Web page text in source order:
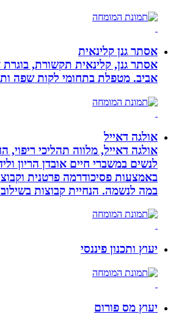
אסתר גנן קלינאית
אסתר גנן, קלינאית תקשורת, בוגרת
אביב. מטפלת בתחומי לקות שפה
אולגה דאייל
אולגה דאייל, מלווה תהליכי ריפוי,
לנשים במשברי חיים אובדן הריון
באמצעות פסיכודרמה פרטנית
במה לנשמה. ‏הנחיית קבוצות בשילוב
יעוץ ותכנון פיננסי
יעוץ מס פורום